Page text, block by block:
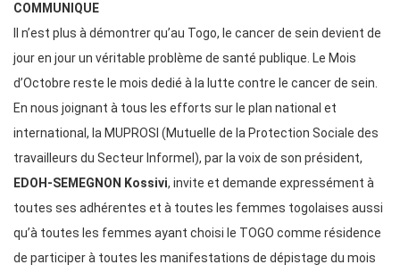
COMMUNIQUE
Il n’est plus à démontrer qu’au Togo, le cancer de sein devient de
jour en jour un véritable problème de santé publique. Le Mois
d’Octobre reste le mois dedié à la lutte contre le cancer de sein.
En nous joignant à tous les efforts sur le plan national et
international, la MUPROSI (Mutuelle de la Protection Sociale des
travailleurs du Secteur Informel), par la voix de son président,
EDOH-SEMEGNON Kossivi, invite et demande expressément à
toutes ses adhérentes et à toutes les femmes togolaises aussi
qu’à toutes les femmes ayant choisi le TOGO comme résidence
de participer à toutes les manifestations de dépistage du mois